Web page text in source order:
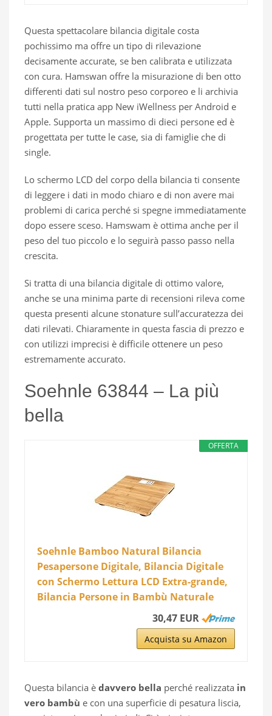
Questa spettacolare bilancia digitale costa
pochissimo ma offre un tipo di rilevazione
decisamente accurate, se ben calibrata e utilizzata
con cura. Hamswan offre la misurazione di ben otto
differenti dati sul nostro peso corporeo e li archivia
tutti nella pratica app New iWellness per Android e
Apple. Supporta un massimo di dieci persone ed è
progettata per tutte le case, sia di famiglie che di
single.
Lo schermo LCD del corpo della bilancia ti consente
di leggere i dati in modo chiaro e di non avere mai
problemi di carica perché si spegne immediatamente
dopo essere sceso. Hamswam è ottima anche per il
peso del tuo piccolo e lo seguirà passo passo nella
crescita.
Si tratta di una bilancia digitale di ottimo valore,
anche se una minima parte di recensioni rileva come
questa presenti alcune stonature sull’accuratezza dei
dati rilevati. Chiaramente in questa fascia di prezzo e
con utilizzi imprecisi è difficile ottenere un peso
estremamente accurato.
Soehnle 63844 – La più
bella
OFFERTA
Soehnle Bamboo Natural Bilancia
Pesapersone Digitale, Bilancia Digitale
con Schermo Lettura LCD Extra-grande,
Bilancia Persone in Bambù Naturale
30,47 EUR
Acquista su Amazon
Questa bilancia è davvero bella perché realizzata in
vero bambù e con una superficie di pesatura liscia,